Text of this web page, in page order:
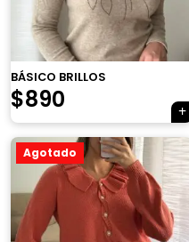
BÁSICO BRILLOS
$890
Agotado
Tu
Agregá un